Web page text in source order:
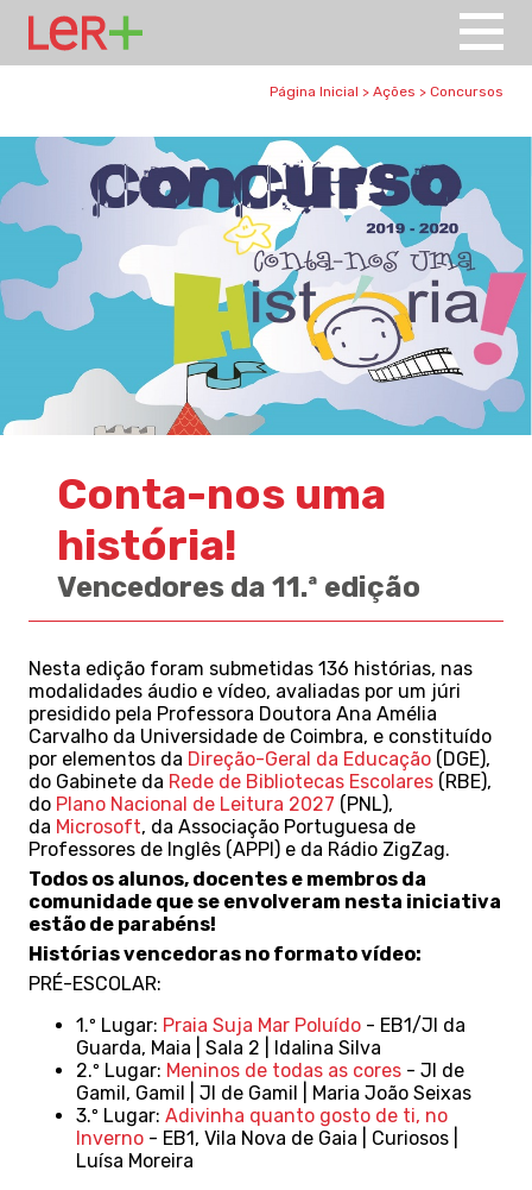
Página Inicial > Ações > Concursos
Conta-nos uma
história!
Vencedores da 11.ª edição
Nesta edição foram submetidas 136 histórias, nas
modalidades áudio e vídeo, avaliadas por um júri
presidido pela Professora Doutora Ana Amélia
Carvalho da Universidade de Coimbra, e constituído
por elementos da Direção-Geral da Educação (DGE),
do Gabinete da Rede de Bibliotecas Escolares (RBE),
do Plano Nacional de Leitura 2027 (PNL),
da Microsoft, da Associação Portuguesa de
Professores de Inglês (APPI) e da Rádio ZigZag.
Todos os alunos, docentes e membros da
comunidade que se envolveram nesta iniciativa
estão de parabéns!
Histórias vencedoras no formato vídeo:
PRÉ-ESCOLAR:
1.º Lugar: Praia Suja Mar Poluído - EB1/JI da
Guarda, Maia | Sala 2 | Idalina Silva
2.º Lugar: Meninos de todas as cores - JI de
Gamil, Gamil | JI de Gamil | Maria João Seixas
3.º Lugar: Adivinha quanto gosto de ti, no
Inverno - EB1, Vila Nova de Gaia | Curiosos |
Luísa Moreira